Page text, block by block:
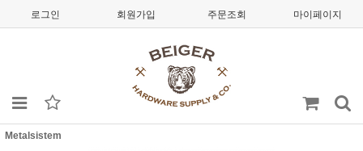
로그인 회원가입 주문조회 마이페이지
Metalsistem